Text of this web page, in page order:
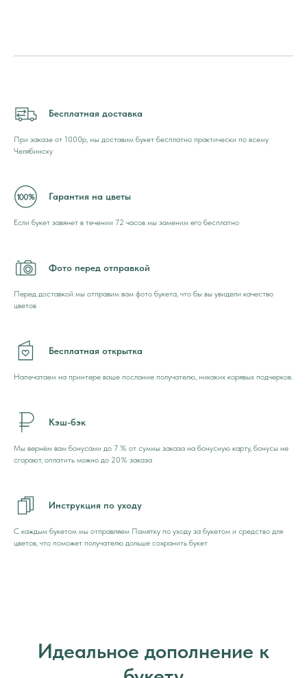
Бесплатная доставка
При заказе от 1000р, мы доставим букет бесплатно практически по всему
Челябинску
Гарантия на цветы
Если букет завянет в течении 72 часов мы заменим его бесплатно
Фото перед отправкой
Перед доставкой мы отправим вам фото букета, что бы вы увидели качество
цветов
Бесплатная открытка
Напечатаем на принтере ваше послание получателю, никаких корявых подчерков.
Кэш-бэк
Мы вернём вам бонусами до 7 % от суммы заказа на бонусную карту, бонусы не
сгорают, оплатить можно до 20% заказа
Инструкция по уходу
С каждым букетом мы отправляем Памятку по уходу за букетом и средство для
цветов, что поможет получателю дольше сохранить букет
Идеальное дополнение к